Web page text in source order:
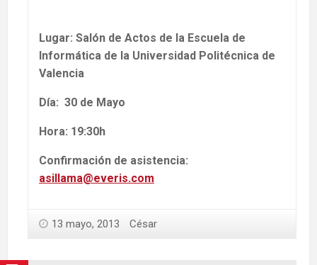
Lugar: Salón de Actos de la Escuela de
Informática de la Universidad Politécnica de
Valencia
Día: 30 de Mayo
Hora: 19:30h
Confirmación de asistencia:
asillama@everis.com
13 mayo, 2013 César